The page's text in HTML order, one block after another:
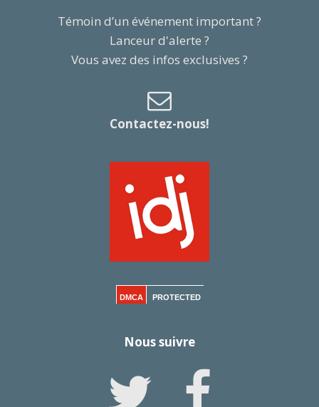
Témoin d’un événement important ?
Lanceur d'alerte ?
Vous avez des infos exclusives ?
Contactez-nous!
DMCA PROTECTED
Nous suivre